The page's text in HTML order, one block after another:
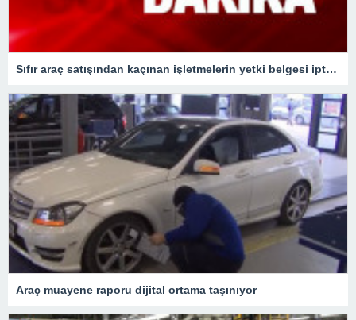
Sıfır araç satışından kaçınan işletmelerin yetki belgesi iptal edilecek
Araç muayene raporu dijital ortama taşınıyor